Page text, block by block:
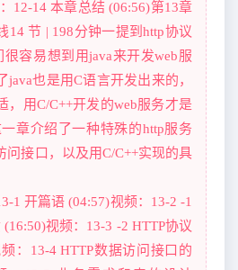
12-14 本章总结 (06:56)第13章
14 节 | 198分钟一提到http协议
容易想到用java来开发web服
java也是用C语言开发出来的，
，用C/C++开发的web服务才是
章介绍了一种特殊的http服务
问接口，以及用C/C++实现的具
1 开篇语 (04:57)视频：13-2 -1
视频：13-3 -2 HTTP协议
：13-4 HTTP数据访问接口的